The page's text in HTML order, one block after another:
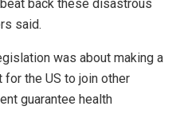
back these disastrous
said.
was about making a
the US to join other
guarantee health